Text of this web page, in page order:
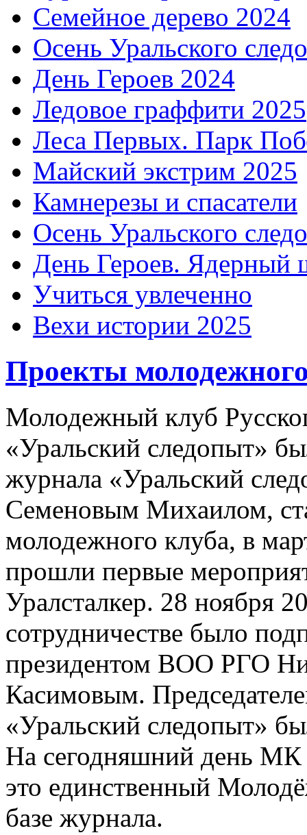
Семейное дерево 2024
Осень Уральского
День Героев 2024
Ледовое граффити 2025
Леса Первых. Парк
Майский экстрим 2025
Камнерезы и спасатели
Осень Уральского
День Героев. Ядерный
Учиться увлеченно
Вехи истории 2025
Шаблоны Joomla 2.5 здесь:
Проекты
Молодежный клуб
«Уральский следопыт»
журнала «Уральский
Семеновым Михаилом,
молодежного клуба, в
прошли первые
Уралсталкер. 28 ноября
сотрудничестве было
президентом ВОО РГО
Касимовым.
«Уральский следопыт»
На сегодняшний день
это единственный
базе журнала.